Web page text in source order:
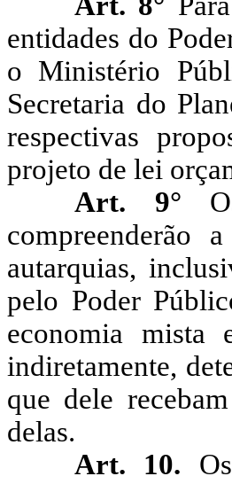
entidades do
o Ministério
Secretaria do
respectivas
projeto de lei
Art. 9°
compreenderão
autarquias,
pelo Poder
economia mista
indiretamente,
que dele
delas.
Art. 10.